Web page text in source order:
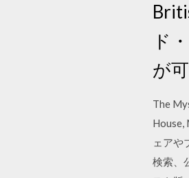
ド
が
The
House,
ェアや
検索、